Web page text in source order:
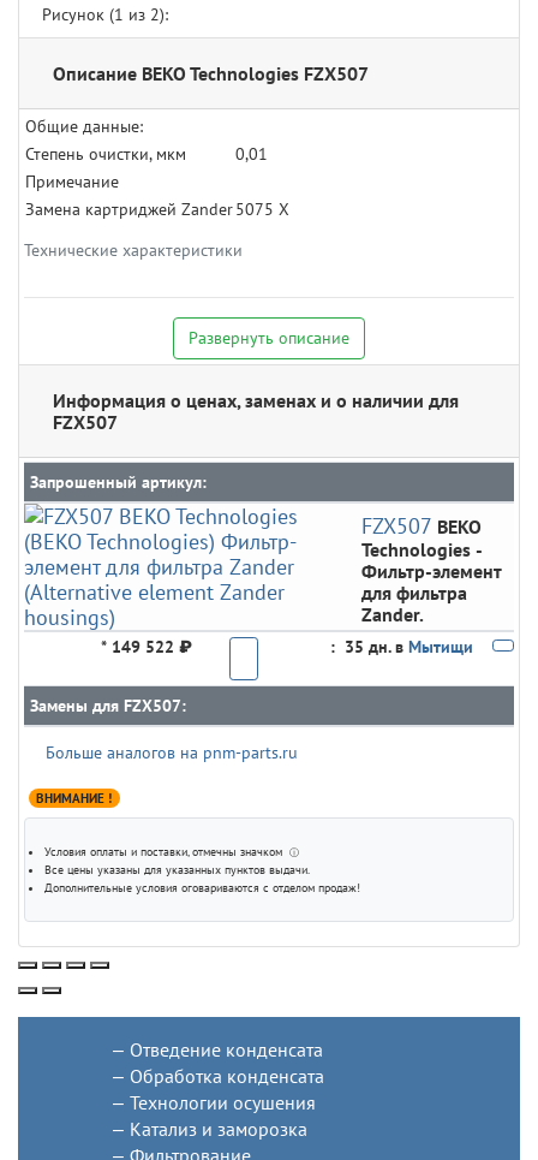
Рисунок (1 из 2):
Описание BEKO Technologies FZX507
Технические характеристики
Общие данные:
Степень очистки, мкм
0,01
Примечание
Замена картриджей Zander5075 X
Развернуть описание
Информация о ценах, заменах и о наличии для
FZX507
Запрошенный артикул:
FZX507 BEKO
Technologies-
Фильтр-элемент
для фильтра
Zander.
* 149 522 ₽ : 35 дн. в Мытищи
Замены для FZX507:
Больше аналогов на pnm-parts.ru
ВНИМАНИЕ !
Условия оплаты и поставки, отмечны значком ⓘ
Все цены указаны для указанных пунктов выдачи.
Дополнительные условия оговариваются с отделом продаж!
Отведение конденсата
Обработка конденсата
Технологии осушения
Катализ и заморозка
Фильтрование